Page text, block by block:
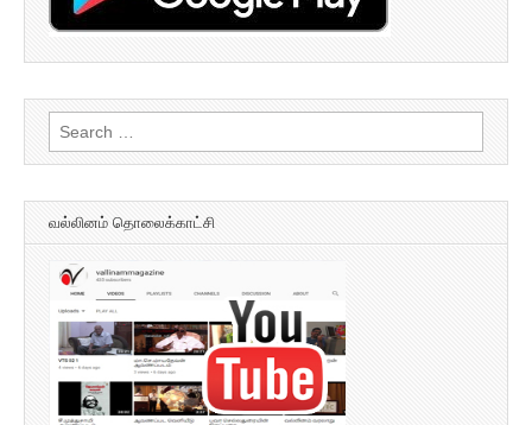
Search
for:
வல்லினம் தொலைக்காட்சி